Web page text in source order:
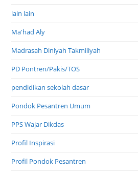
lain lain
Ma'had Aly
Madrasah Diniyah Takmiliyah
PD Pontren/Pakis/TOS
pendidikan sekolah dasar
Pondok Pesantren Umum
PPS Wajar Dikdas
Profil Inspirasi
Profil Pondok Pesantren